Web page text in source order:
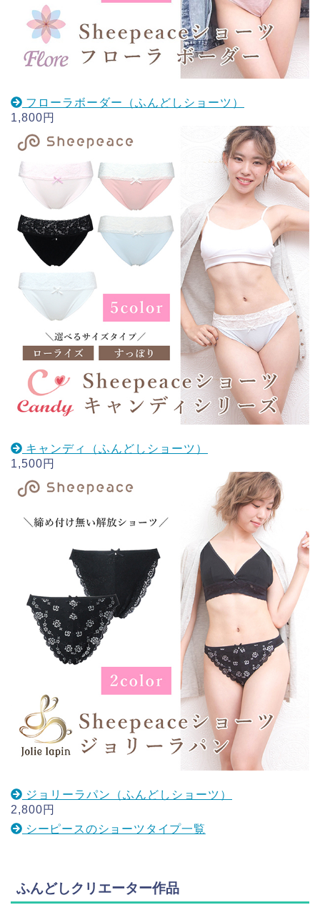
フローラボーダー（ふんどしショーツ）
1,800円
キャンディ（ふんどしショーツ）
1,500円
ジョリーラパン（ふんどしショーツ）
2,800円
シーピースのショーツタイプ一覧
ふんどしクリエーター作品